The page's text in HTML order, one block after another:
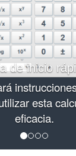
de inicio
esta
eficacia.